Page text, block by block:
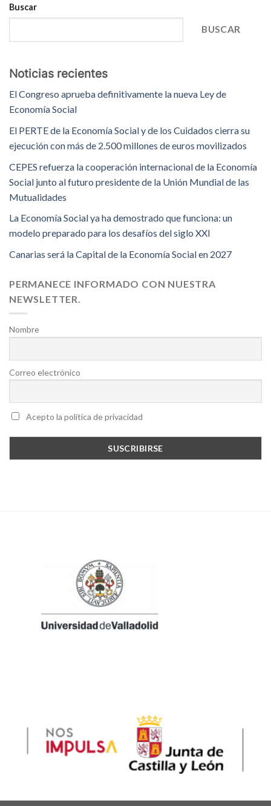
Buscar
BUSCAR
Noticias recientes
El Congreso aprueba definitivamente la nueva Ley de
Economía Social
El PERTE de la Economía Social y de los Cuidados cierra su
ejecución con más de 2.500 millones de euros movilizados
CEPES refuerza la cooperación internacional de la Economía
Social junto al futuro presidente de la Unión Mundial de las
Mutualidades
La Economía Social ya ha demostrado que funciona: un
modelo preparado para los desafíos del siglo XXI
Canarias será la Capital de la Economía Social en 2027
PERMANECE INFORMADO CON NUESTRA
NEWSLETTER.
Nombre
Correo electrónico
Acepto la política de privacidad